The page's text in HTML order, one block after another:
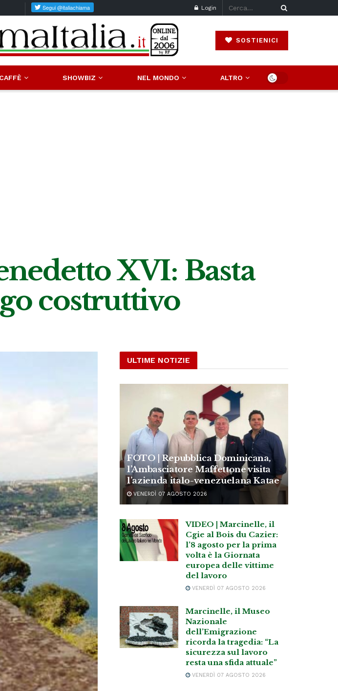
Login
SOSTIENICI
SHOWBIZ NEL MONDO ALTRO
XVI: Basta
costruttivo
ULTIME NOTIZIE
FOTO | Repubblica Dominicana,
l’Ambasciatore Maffettone visita
l’azienda italo-venezuelana Katae
VENERDÌ 07 AGOSTO 2026
VIDEO | Marcinelle, il
Cgie al Bois du Cazier:
l’8 agosto per la prima
volta è la Giornata
europea delle vittime
del lavoro
VENERDÌ 07 AGOSTO 2026
Marcinelle, il Museo
Nazionale
dell’Emigrazione
ricorda la tragedia: “La
sicurezza sul lavoro
resta una sfida attuale”
VENERDÌ 07 AGOSTO 2026